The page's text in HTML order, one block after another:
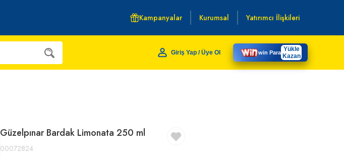
Kampanyalar Kurumsal Yatırımcı İlişkileri
Giriş Yap / Üye Ol win Para Yükle
Kazan
Güzelpınar Bardak Limonata 250 ml
00072824